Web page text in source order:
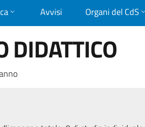
Avvisi Organi del CdS
DIDATTICO